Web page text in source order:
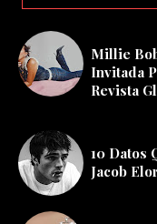
Millie
Invitada
Revista
10 Datos
Jacob